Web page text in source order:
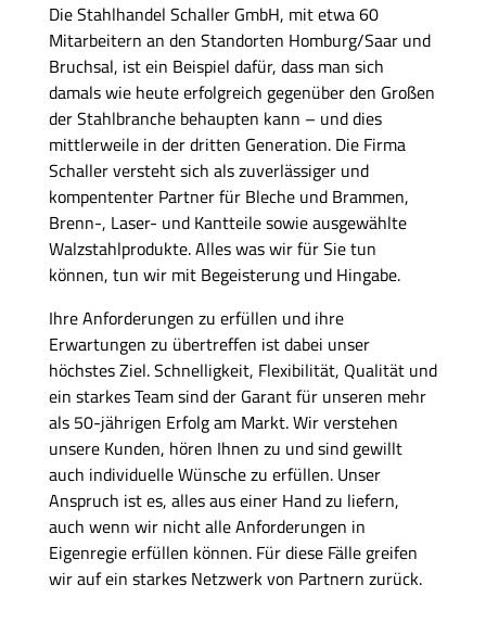
Die Stahlhandel Schaller GmbH, mit etwa 60
Mitarbeitern an den Standorten Homburg/Saar und
Bruchsal, ist ein Beispiel dafür, dass man sich
damals wie heute erfolgreich gegenüber den Großen
der Stahlbranche behaupten kann – und dies
mittlerweile in der dritten Generation. Die Firma
Schaller versteht sich als zuverlässiger und
kompententer Partner für Bleche und Brammen,
Brenn-, Laser- und Kantteile sowie ausgewählte
Walzstahlprodukte. Alles was wir für Sie tun
können, tun wir mit Begeisterung und Hingabe.
Ihre Anforderungen zu erfüllen und ihre
Erwartungen zu übertreffen ist dabei unser
höchstes Ziel. Schnelligkeit, Flexibilität, Qualität und
ein starkes Team sind der Garant für unseren mehr
als 50-jährigen Erfolg am Markt. Wir verstehen
unsere Kunden, hören Ihnen zu und sind gewillt
auch individuelle Wünsche zu erfüllen. Unser
Anspruch ist es, alles aus einer Hand zu liefern,
auch wenn wir nicht alle Anforderungen in
Eigenregie erfüllen können. Für diese Fälle greifen
wir auf ein starkes Netzwerk von Partnern zurück.